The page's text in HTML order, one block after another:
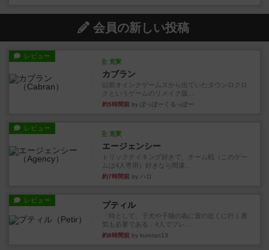
会員の新しい投稿
レビュー
充実
カブラン
以前オインクゲームスから出ていたタウンロクロ
クというゲームのリメイク版...
約5時間前 by ぽっぽーくるっぽー
レビュー
充実
エージェンシー
トリックテイキング好きで、チーム戦（このゲー
ムは4人専用）好きなら間違...
約7時間前 by ハロ
レビュー プティル
「時として、子犬や子猫の為に雷の近くに行く勇
気も必要である」4人でプレ...
約8時間前 by kurotan13